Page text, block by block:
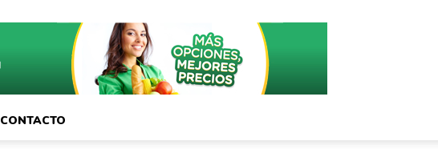
CONTACTO